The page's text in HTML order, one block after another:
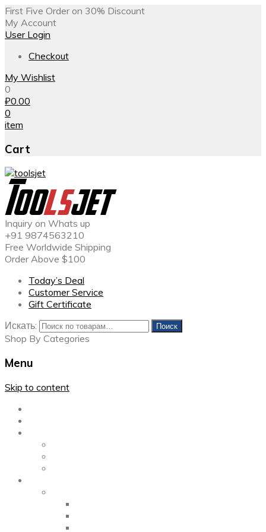
First Five Order on 30% Discount
My Account
User Login
Checkout
My Wishlist
0
₽0.00
0
item
Cart
Inquiry on Whats up
+91 9874563210
Free Worldwide Shipping
Order Above $100
Today’s Deal
Customer Service
Gift Certificate
Искать:
Поиск
Shop By Categories
Menu
Skip to content